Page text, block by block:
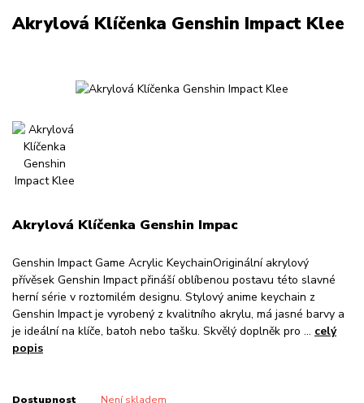
Akrylová Klíčenka Genshin Impact Klee
Akrylová Klíčenka Genshin Impac
Genshin Impact Game Acrylic KeychainOriginální akrylový
přívěsek Genshin Impact přináší oblíbenou postavu této slavné
herní série v roztomilém designu. Stylový anime keychain z
Genshin Impact je vyrobený z kvalitního akrylu, má jasné barvy a
je ideální na klíče, batoh nebo tašku. Skvělý doplněk pro ... celý
popis
Dostupnost Není skladem